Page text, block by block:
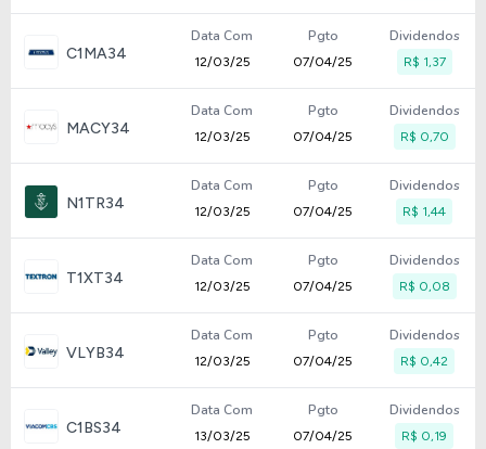
C1MA34
Data Com
12/03/25
Pgto
07/04/25
Dividendos
R$ 1,37
MACY34
Data Com
12/03/25
Pgto
07/04/25
Dividendos
R$ 0,70
N1TR34
Data Com
12/03/25
Pgto
07/04/25
Dividendos
R$ 1,44
T1XT34
Data Com
12/03/25
Pgto
07/04/25
Dividendos
R$ 0,08
VLYB34
Data Com
12/03/25
Pgto
07/04/25
Dividendos
R$ 0,42
C1BS34
Data Com
13/03/25
Pgto
07/04/25
Dividendos
R$ 0,19